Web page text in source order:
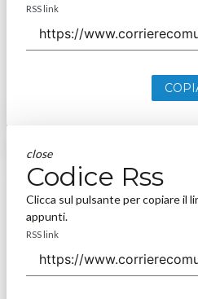
RSS link
close
Codice Rss
Clicca sul pulsante per copiare il
appunti.
RSS link